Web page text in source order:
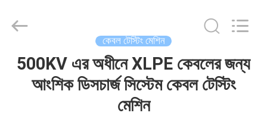
বাড়ি
Rights
Reserved.
কেবল টেস্টিং মেশিন
500KV এর অধীনে XLPE কেবলের জন্য
আংশিক ডিসচার্জ সিস্টেম কেবল টেস্টিং
মেশিন